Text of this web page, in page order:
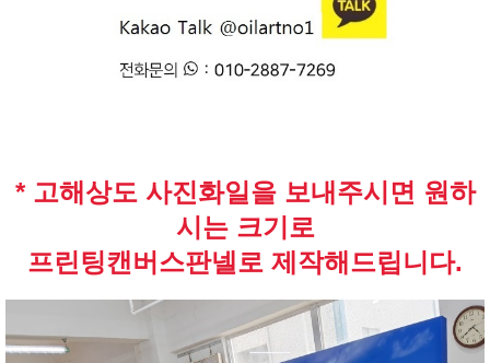
* 고해상도 사진화일을 보내주시면 원하
시는 크기로
프린팅캔버스판넬로 제작해드립니다.